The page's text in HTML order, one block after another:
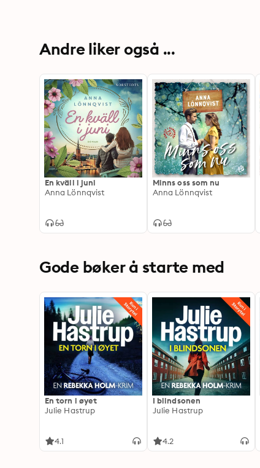
Andre liker også ...
En kväll i juni
Anna Lönnqvist
Minns oss som nu
Anna Lönnqvist
Gode bøker å starte med
En torn i øyet
Julie Hastrup
4.1
I blindsonen
Julie Hastrup
4.2